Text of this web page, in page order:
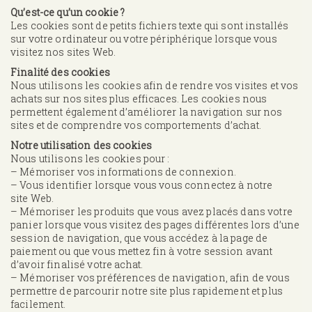
Qu’est-ce qu’un cookie ?
Les cookies sont de petits fichiers texte qui sont installés
sur votre ordinateur ou votre périphérique lorsque vous
visitez nos sites Web.
Finalité des cookies
Nous utilisons les cookies afin de rendre vos visites et vos
achats sur nos sites plus efficaces. Les cookies nous
permettent également d’améliorer la navigation sur nos
sites et de comprendre vos comportements d’achat.
Notre utilisation des cookies
​Nous utilisons les cookies pour :
– Mémoriser vos informations de connexion.
– Vous identifier lorsque vous vous connectez à notre
site Web.
– Mémoriser les produits que vous avez placés dans votre
panier lorsque vous visitez des pages différentes lors d’une
session de navigation, que vous accédez à la page de
paiement ou que vous mettez fin à votre session avant
d’avoir finalisé votre achat.
– Mémoriser vos préférences de navigation, afin de vous
permettre de parcourir notre site plus rapidement et plus
facilement.